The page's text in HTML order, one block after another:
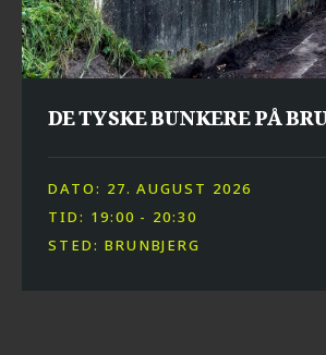
DE TYSKE BUNKERE PÅ
DATO: 27. AUGUST 2026
TID: 19:00 - 20:30
STED: BRUNBJERG